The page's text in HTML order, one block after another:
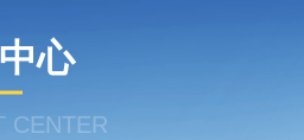
心
CENTER